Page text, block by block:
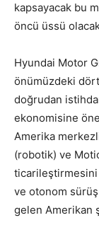
kapsayacak bu
öncü üssü
Hyundai Motor
önümüzdeki dört
doğrudan
ekonomisine
Amerika
(robotik) ve
ticarileştirmesini
ve otonom
gelen Amerikan